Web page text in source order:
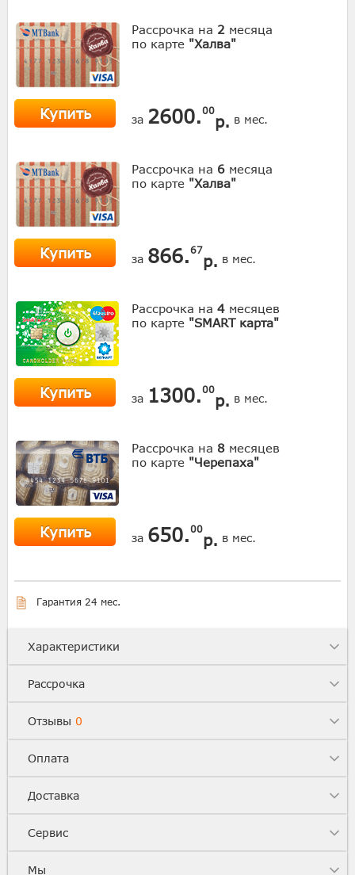
Рассрочка на 2 месяца
по карте "Халва"
Купить за 2600.00
р. в мес.
Рассрочка на 6 месяца
по карте "Халва"
Купить за 866.67
р. в мес.
Рассрочка на 4 месяцев
по карте "SMART карта"
Купить за 1300.00
р. в мес.
Рассрочка на 8 месяцев
по карте "Черепаха"
Купить за 650.00
р. в мес.
Гарантия 24 мес.
Характеристики
Рассрочка
Отзывы 0
Оплата
Доставка
Сервис
Мы